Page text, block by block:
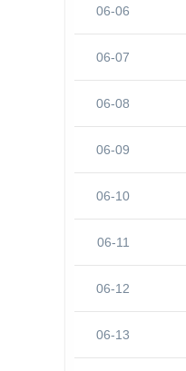
06-06
06-07
06-08
06-09
06-10
06-11
06-12
06-13